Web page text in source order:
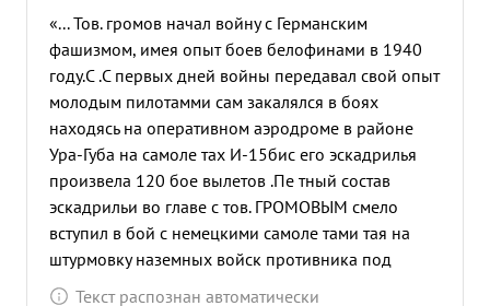
«... Тов. громов начал войну с Германским
фашизмом, имея опыт боев белофинами в 1940
году.С .С первых дней войны передавал свой опыт
молодым пилотамми сам закалялся в боях
находясь на оперативном аэродроме в районе
Ура-Губа на самоле тах И-15бис его эскадрилья
произвела 120 бое вылетов .Пе тный состав
эскадрильи во главе с тов. ГРОМОВЫМ смело
вступил в бой с немецкими самоле тами тая на
штурмовку наземных войск противника под
ураганным огнем сбрасывали на головы
Текст распознан автоматически